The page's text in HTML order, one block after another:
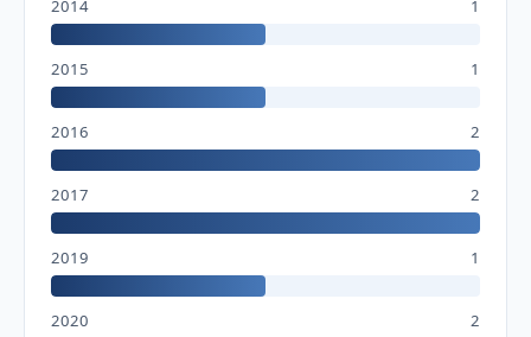
2014 1
2015 1
2016 2
2017 2
2019 1
2020 2